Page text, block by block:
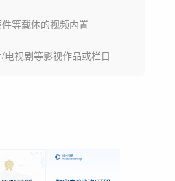
等载体的视频内置
电视剧等影视作品或栏目